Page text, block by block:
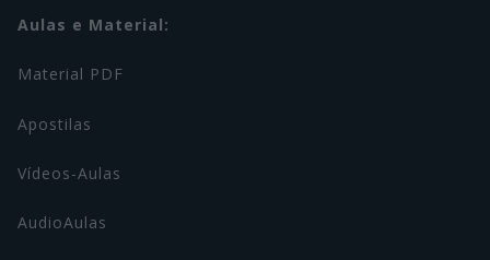
Aulas e Material:
Material PDF
Apostilas
Vídeos-Aulas
AudioAulas